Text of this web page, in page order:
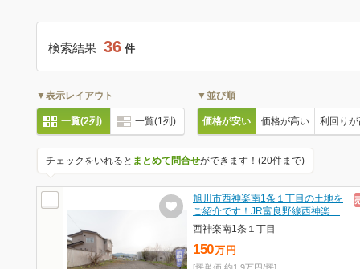
検索結果 36 件
▼表示レイアウト
一覧(2列) 一覧(1列)
▼並び順
価格が安い 価格が高い 利回り
チェックをいれると まとめて問合せができます！(20件まで)
旭川市西神楽南1条１丁目の土地を
ご紹介です！JR富良野線西神楽…
西神楽南1条１丁目
150万 円